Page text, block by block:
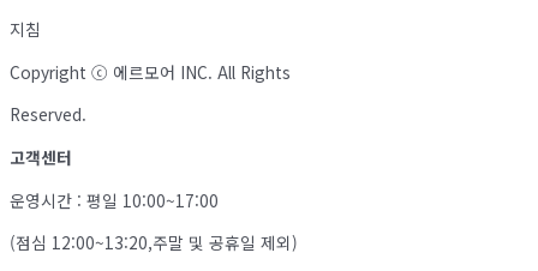
지침
Copyright ⓒ 에르모어 INC. All Rights
Reserved.
고객센터
운영시간 : 평일 10:00~17:00
(점심 12:00~13:20,주말 및 공휴일 제외)